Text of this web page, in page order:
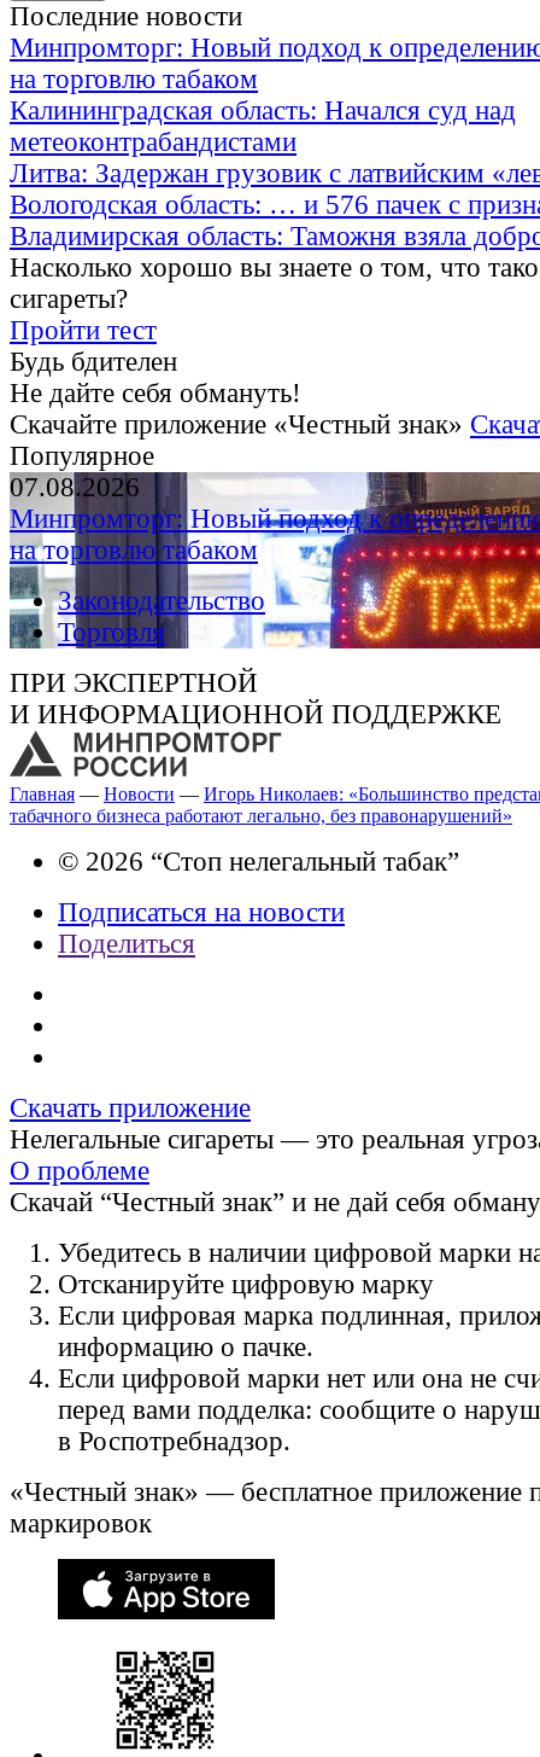
Последние новости
Минпромторг: Новый подход к
на торговлю табаком
Калининградская область: Начался суд над
метеоконтрабандистами
Литва: Задержан грузовик с латвийским
Вологодская область: … и 576 пачек с
Владимирская область: Таможня взяла
Насколько хорошо вы знаете о том, что
сигареты?
Пройти тест
Будь бдителен
Не дайте себя обмануть!
Скачайте приложение «Честный знак»
Популярное
07.08.2026
Минпромторг: Новый подход к
на торговлю табаком
Законодательство
Торговля
ПРИ ЭКСПЕРТНОЙ
И ИНФОРМАЦИОННОЙ ПОДДЕРЖКЕ
Главная — Новости — Игорь Николаев: «Большинство
табачного бизнеса работают легально, без правонарушений»
© 2026 “Стоп нелегальный табак”
Подписаться на новости
Поделиться
Скачать приложение
Нелегальные сигареты — это реальная
О проблеме
Скачай “Честный знак” и не дай себя
Убедитесь в наличии цифровой марки
Отсканируйте цифровую марку
Если цифровая марка подлинная,
информацию о пачке.
Если цифровой марки нет или она не
перед вами подделка: сообщите о
в Роспотребнадзор.
«Честный знак» — бесплатное приложение
маркировок